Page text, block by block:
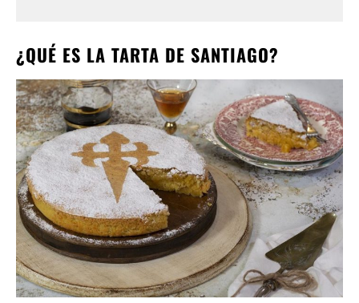
¿QUÉ ES LA TARTA DE SANTIAGO?